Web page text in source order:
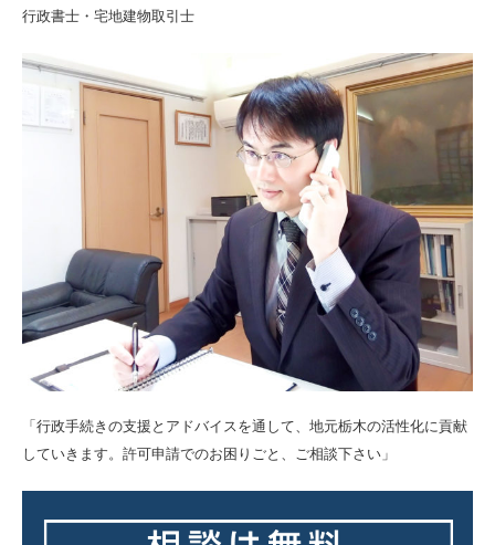
行政書士・宅地建物取引士
「行政手続きの支援とアドバイスを通して、地元栃木の活性化に貢献
していきます。許可申請でのお困りごと、ご相談下さい」